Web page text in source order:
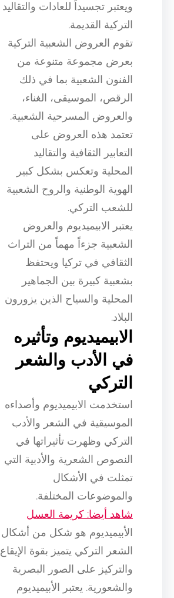
ويعتبر تجسيداً للعادات والتقاليد
التركية القديمة.
تقوم العروض الشعبية التركية
بعرض مجموعة متنوعة من
الفنون الشعبية بما في ذلك
الرقص، الموسيقى، الغناء،
والعروض المسرحية الشعبية.
تعتمد هذه العروض على
التعابير الثقافية والتقاليد
المحلية وتعكس بشكل كبير
الهوية الوطنية والروح الشعبية
للشعب التركي.
يعتبر الابيميديوم والعروض
الشعبية جزءاً مهماً من التراث
الثقافي في تركيا ويحتفظ
بشعبية كبيرة بين الجماهير
المحلية والسياح الذين يزورون
البلاد.
الابيميديوم وتأثيره
في الأدب والشعر
التركي
استخدمت الابيميديوم وأصداءه
الموسيقية في الشعر والأدب
التركي وظهرت تأثيراتها في
النصوص الشعرية والأدبية التي
تمثلت في الأشكال
والموضوعات المختلفة.
شاهد أيضا: كريمة العسل
الأبيميديوم هو شكل من أشكال
الشعر التركي يتميز بقوة الإيقاع
والتركيز على الصور البصرية
والشعورية. يعتبر الأبيميديوم